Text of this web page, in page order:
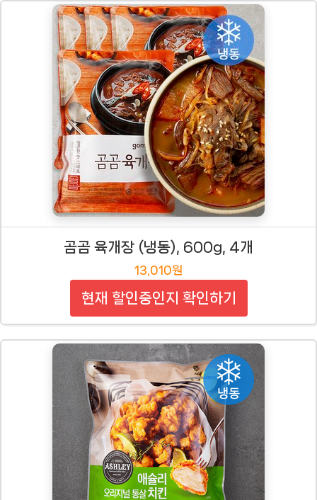
곰곰 육개장 (냉동), 600g, 4개
13,010원
현재 할인중인지 확인하기